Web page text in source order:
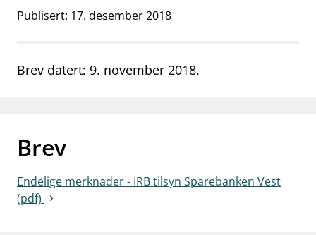
Finanstilsynets registre
work_outlineJobb hos oss
dashboardInformasjon for investorer
notifications_noneAbonner på nyhetsvarsel
Publisert: 17. desember 2018
Brev datert: 9. november 2018.
Brev
Endelige merknader - IRB tilsyn Sparebanken Vest
(pdf)